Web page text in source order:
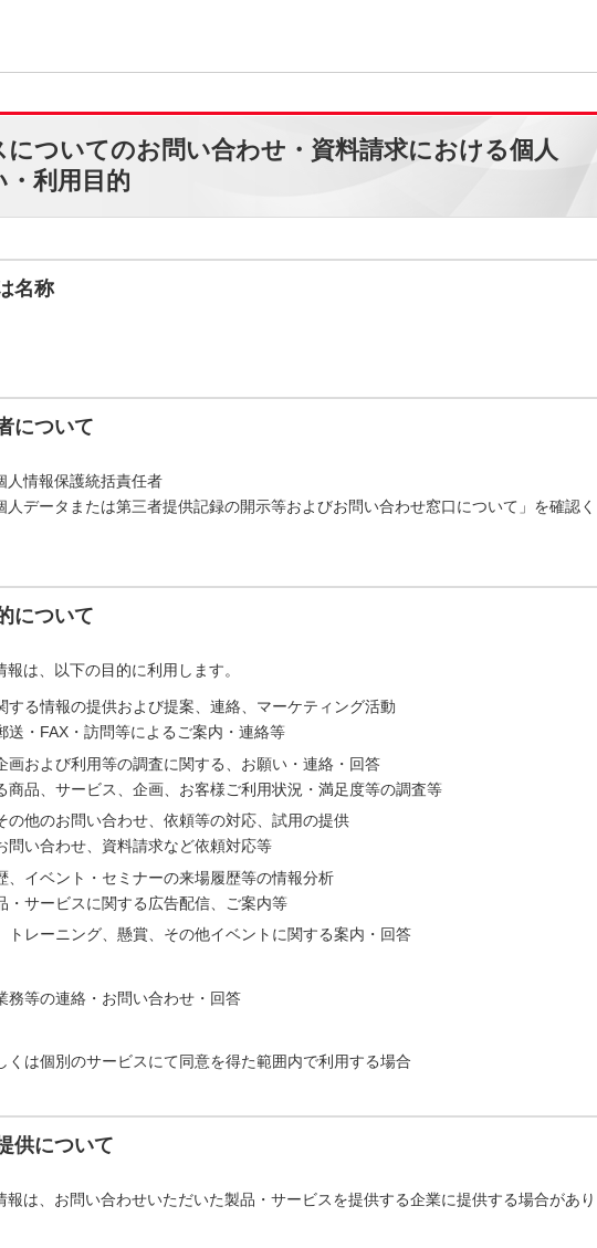
についてのお問い合わせ・資料請求における個人
利用目的
名称
について
人情報保護統括責任者
データまたは第三者提供記録の開示等およびお問い合わせ窓口について」を確認く
について
は、以下の目的に利用します。
する情報の提供および提案、連絡、マーケティング活動
送・FAX・訪問等によるご案内・連絡等
画および利用等の調査に関する、お願い・連絡・回答
商品、サービス、企画、お客様ご利用状況・満足度等の調査等
の他のお問い合わせ、依頼等の対応、試用の提供
問い合わせ、資料請求など依頼対応等
、イベント・セミナーの来場履歴等の情報分析
・サービスに関する広告配信、ご案内等
トレーニング、懸賞、その他イベントに関する案内・回答
務等の連絡・お問い合わせ・回答
くは個別のサービスにて同意を得た範囲内で利用する場合
供について
報は、お問い合わせいただいた製品・サービスを提供する企業に提供する場合があり